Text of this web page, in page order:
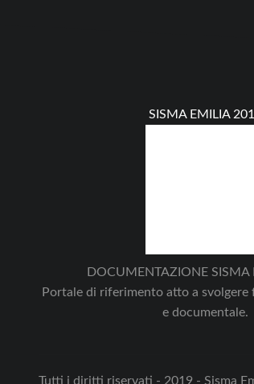
SISMA EMILIA
DOCUMENTAZIONE SISMA
Portale di riferimento atto a
e documentale.
Tutti i diritti riservati - 2019 - Sisma